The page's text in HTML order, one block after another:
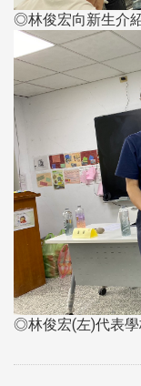
◎林俊宏向新生介
◎林俊宏(左)代表學